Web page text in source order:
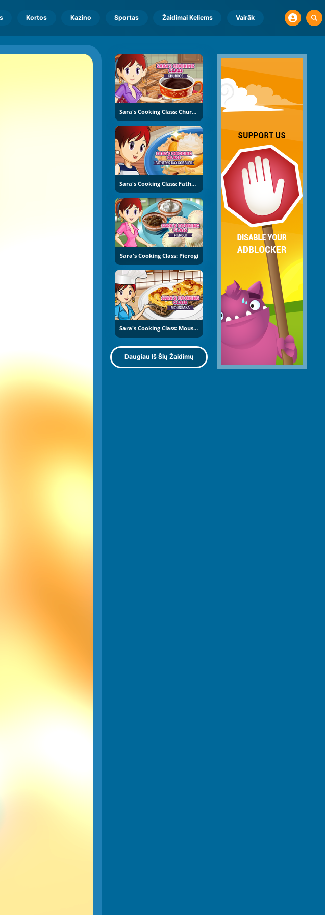
Kortos Kazino Sportas Žaidimai Keliems Vairāk
Sara's Cooking Class: Churros
Sara's Cooking Class: Father's Day Cobbler
Sara's Cooking Class: Pierogi
Sara's Cooking Class: Moussaka
Daugiau Iš Šių Žaidimų